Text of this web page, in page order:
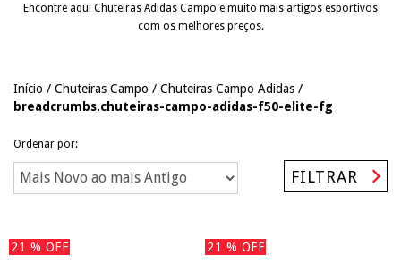
Encontre aqui Chuteiras Adidas Campo e muito mais artigos esportivos
com os melhores preços.
Início / Chuteiras Campo / Chuteiras Campo Adidas /
breadcrumbs.chuteiras-campo-adidas-f50-elite-fg
Ordenar por:
FILTRAR
21 % OFF 21 % OFF